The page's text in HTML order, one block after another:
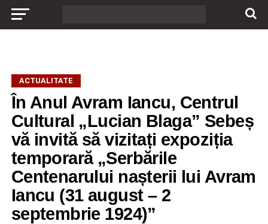
ACTUALITATE
În Anul Avram Iancu, Centrul
Cultural „Lucian Blaga” Sebeș
vă invită să vizitați expoziția
temporară „Serbările
Centenarului nașterii lui Avram
Iancu (31 august – 2
septembrie 1924)”